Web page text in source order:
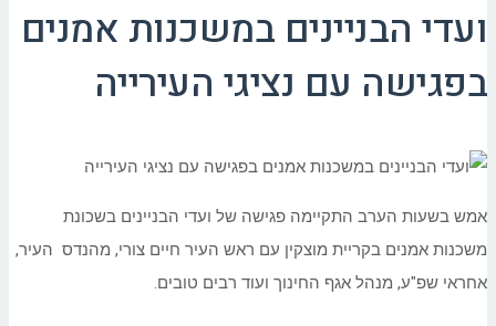
ועדי הבניינים במשכנות אמנים
בפגישה עם נציגי העירייה
אמש בשעות הערב התקיימה פגישה של ועדי הבניינים בשכונת
משכנות אמנים בקריית מוצקין עם ראש העיר חיים צורי, מהנדס העיר,
אחראי שפ"ע, מנהל אגף החינוך ועוד רבים טובים.